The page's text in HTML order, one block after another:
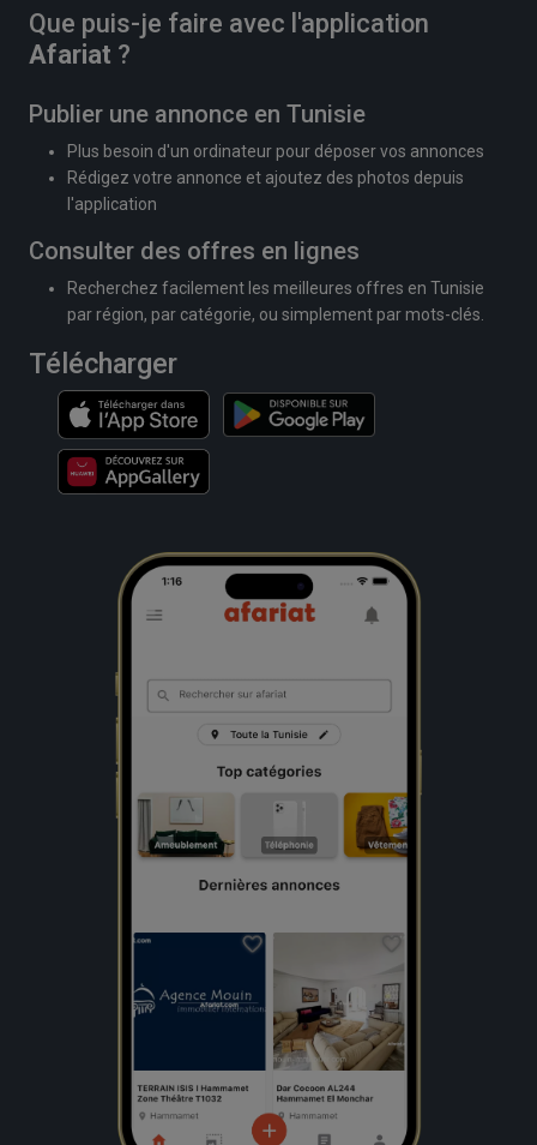
Que puis-je faire avec l'application
Afariat ?
Publier une annonce en Tunisie
Plus besoin d'un ordinateur pour déposer vos annonces
Rédigez votre annonce et ajoutez des photos depuis
l'application
Consulter des offres en lignes
Recherchez facilement les meilleures offres en Tunisie
par région, par catégorie, ou simplement par mots-clés.
Télécharger